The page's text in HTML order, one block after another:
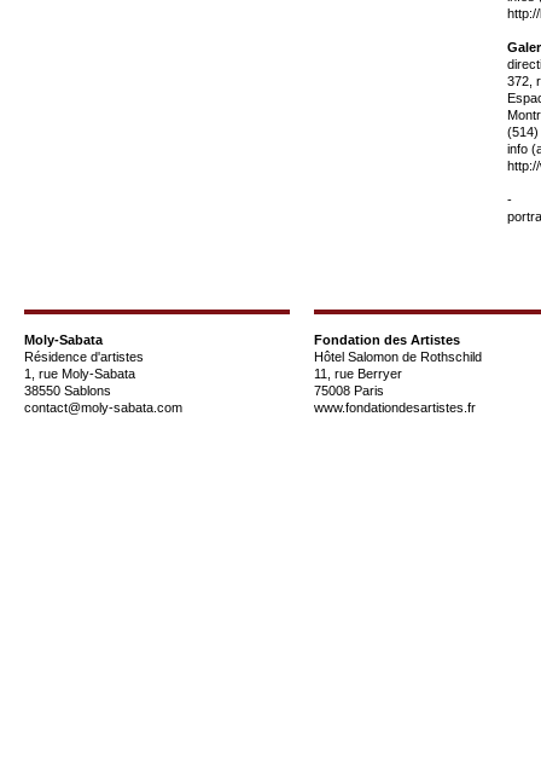
372,
(514)
info
-
Moly-Sabata
Résidence d'artistes
1, rue Moly-Sabata
38550 Sablons
contact@moly-sabata.com
Fondation des Artistes
Hôtel Salomon de Rothschild
11, rue Berryer
75008 Paris
www.fondationdesartistes.fr